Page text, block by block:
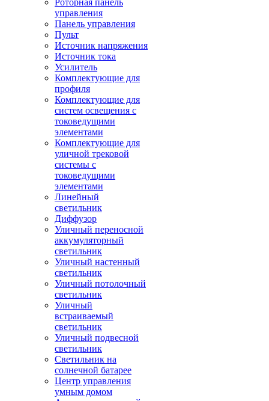
Роторная панель
управления
Панель управления
Пульт
Источник напряжения
Источник тока
Усилитель
Комплектующие для
профиля
Комплектующие для
систем освещения с
токоведущими
элементами
Комплектующие для
уличной трековой
системы с
токоведущими
элементами
Линейный
светильник
Диффузор
Уличный переносной
аккумуляторный
светильник
Уличный настенный
светильник
Уличный потолочный
светильник
Уличный
встраиваемый
светильник
Уличный подвесной
светильник
Светильник на
солнечной батарее
Центр управления
умным домом